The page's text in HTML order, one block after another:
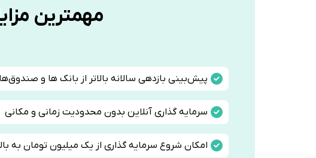
مهمترین
پیش‌بینی بازدهی سالانه بالاتر از بانک ها و
سرمایه گذاری آنلاین بدون محدودیت زمانی و مکانی
امکان شروع سرمایه گذاری از یک میلیون تومان به